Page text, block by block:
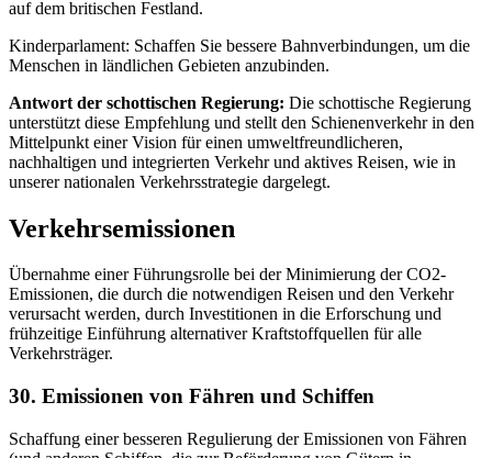
auf dem britischen Festland.
Kinderparlament: Schaffen Sie bessere Bahnverbindungen, um die
Menschen in ländlichen Gebieten anzubinden.
Antwort der schottischen Regierung: Die schottische Regierung
unterstützt diese Empfehlung und stellt den Schienenverkehr in den
Mittelpunkt einer Vision für einen umweltfreundlicheren,
nachhaltigen und integrierten Verkehr und aktives Reisen, wie in
unserer nationalen Verkehrsstrategie dargelegt.
Verkehrsemissionen
Übernahme einer Führungsrolle bei der Minimierung der CO2-
Emissionen, die durch die notwendigen Reisen und den Verkehr
verursacht werden, durch Investitionen in die Erforschung und
frühzeitige Einführung alternativer Kraftstoffquellen für alle
Verkehrsträger.
30. Emissionen von Fähren und Schiffen
Schaffung einer besseren Regulierung der Emissionen von Fähren